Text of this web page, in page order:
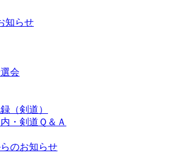
知らせ
会
（剣道）
・剣道Ｑ＆Ａ
のお知らせ